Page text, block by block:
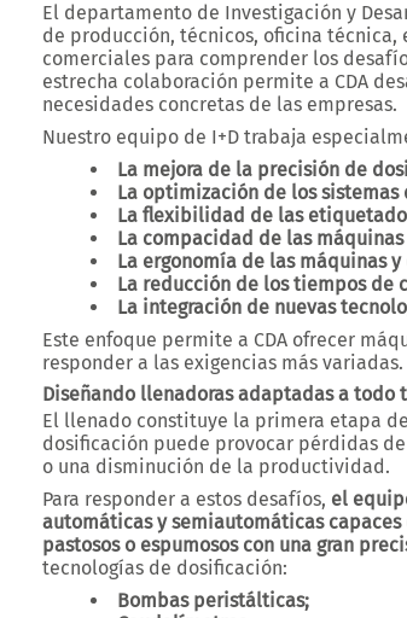
El departamento de Investigación y
de producción, técnicos, oficina
comerciales para comprender los
estrecha colaboración permite a CDA
necesidades concretas de las empresas.
Nuestro equipo de I+D trabaja
La mejora de la precisión de
La optimización de los sistemas
La flexibilidad de las
La compacidad de las
La ergonomía de las máquinas
La reducción de los tiempos de
La integración de nuevas
Este enfoque permite a CDA ofrecer
responder a las exigencias más variadas.
Diseñando llenadoras adaptadas a todo
El llenado constituye la primera etapa
dosificación puede provocar pérdidas
o una disminución de la productividad.
Para responder a estos desafíos, el
automáticas y semiautomáticas
pastosos o espumosos con una gran
tecnologías de dosificación:
Bombas peristálticas;